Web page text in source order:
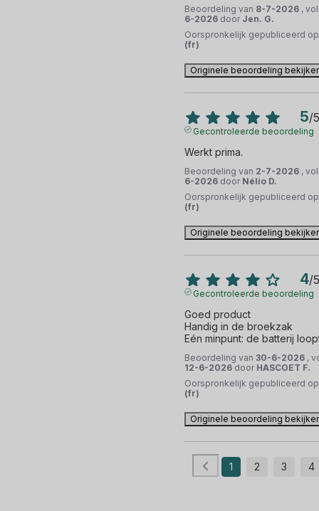
Beoordeling van 8-7-2026 ,
6-2026 door Jen. G.
Oorspronkelijk gepubliceerd
(fr)
Originele beoordeling
5/5
Gecontroleerde beoordeling
Werkt prima.
Beoordeling van 2-7-2026 ,
6-2026 door Nélio D.
Oorspronkelijk gepubliceerd
(fr)
Originele beoordeling
4/5
Gecontroleerde beoordeling
Goed product
Handig in de broekzak
Eén minpunt: de batterij
Beoordeling van 30-6-2026 ,
12-6-2026 door HASCOET F.
Oorspronkelijk gepubliceerd
(fr)
Originele beoordeling
1 2 3 4